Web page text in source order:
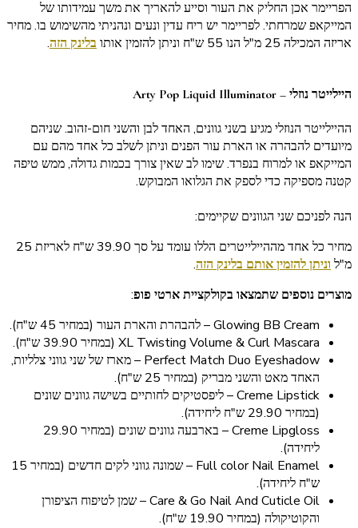
הפריימר אכן החליק את העור וסייע להאריך את משך עמידותו של
המייקאפ שמרחתי. לפריימר יש ריח עדין ונעים ונהניתי מהשימוש בו. מחיר
אריזה המכילה 25 מ"ל הנו 55 ש"ח וניתן להזמין אותו
בלינק הזה.
היילייטר נוזלי – Arty Pop Liquid Illuminator
ההיילייטר הנוזלי מגיע בשני גוונים, האחד לבן והשני חום-זהוב. שניהם
מיועדים להבהרה או הארת עור הפנים וניתן לשלב כל אחד מהם עם
המייקאפ או למרוח בנפרד. שימו לב שאין צורך בכמות גדולה, ממש טיפה
קטנה מספיקה כדי לספק את הגלואו המבוקש.
הנה לפניכם שני הגוונים שקיימים:
מחיר כל אחד מההיילייטרים הללו עומד על סך 39.90 ש"ח לאריזת 25
מ"ל וניתן להזמין אותם בלינק הזה.
מוצרים נוספים שתמצאו בקולקציית ארטי פופ:
Glowing BB Cream – להבהרת והארת העור (במחיר 45 ש"ח).
XL Twisting Volume & Curl Mascara (במחיר 39.90 ש"ח).
Perfect Match Duo Eyeshadow – מארז של שני גווני צלליות,
האחד מאט והשני מבריק (במחיר 25 ש"ח).
Creme Lipstick – ליפסטיקים לחותיים בשישה גוונים שונים
(במחיר 29.90 ש"ח ליחידה).
Creme Lipgloss – בארבעה גוונים שונים (במחיר 29.90
ליחידה).
Full color Nail Enamel – שמונה גווני לקים חדשים (במחיר 15
ש"ח ליחידה).
Care & Go Nail And Cuticle Oil – שמן לטיפוח הציפורן
והקוטיקולה (במחיר 19.90 ש"ח).